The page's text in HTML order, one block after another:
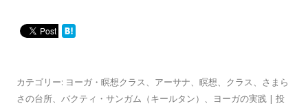
カテゴリー: ヨーガ・瞑想クラス、 アーサナ、 瞑想、 クラス、 さまら
さの台所、 バクティ・サンガム（キールタン） 、 ヨーガの実践 | 投